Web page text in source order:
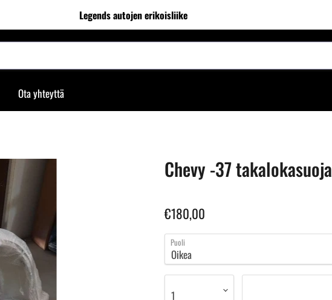
Legends autojen erikoisliike
Ota yhteyttä
Chevy -37 takalokasuoja
€180,00
Puoli